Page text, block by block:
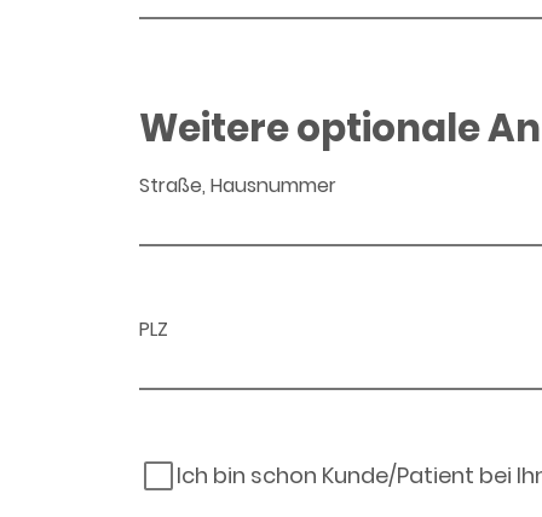
Weitere optionale
Straße, Hausnummer
PLZ
Ich bin schon Kunde/Patient bei